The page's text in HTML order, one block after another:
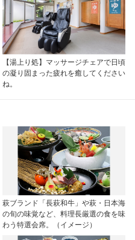
【湯上り処】マッサージチェアで日頃
の凝り固まった疲れを癒してください
ね。
萩ブランド「長萩和牛」や萩・日本海
の旬の味覚など、料理長厳選の食を味
わう特選会席。（イメージ）